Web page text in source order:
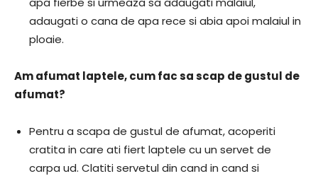
adaugati o cana de apa rece si abia apoi malaiul in
ploaie.
Am afumat laptele, cum fac sa scap de gustul de
afumat?
Pentru a scapa de gustul de afumat, acoperiti
cratita in care ati fiert laptele cu un servet de
carpa ud. Clatiti servetul din cand in cand si